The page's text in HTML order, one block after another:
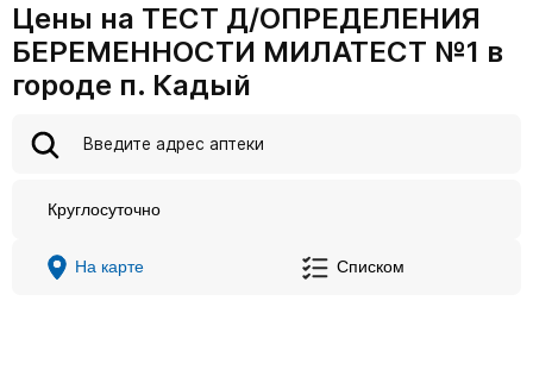
Цены на ТЕСТ Д/ОПРЕДЕЛЕНИЯ
БЕРЕМЕННОСТИ МИЛАТЕСТ №1 в
городе п. Кадый
Круглосуточно
На карте Списком